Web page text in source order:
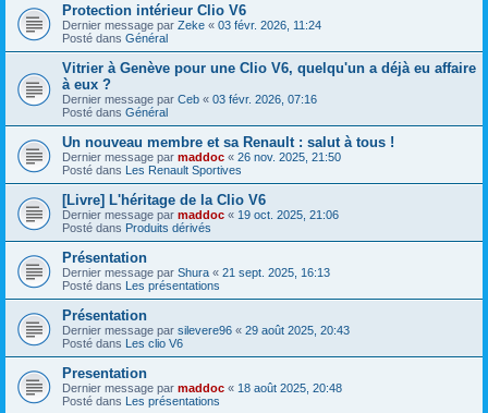
Protection intérieur Clio V6
Dernier message par Zeke « 03 févr. 2026, 11:24
Posté dans Général
Vitrier à Genève pour une Clio V6, quelqu'un a déjà eu affaire
à eux ?
Dernier message par Ceb « 03 févr. 2026, 07:16
Posté dans Général
Un nouveau membre et sa Renault : salut à tous !
Dernier message par maddoc « 26 nov. 2025, 21:50
Posté dans Les Renault Sportives
[Livre] L'héritage de la Clio V6
Dernier message par maddoc « 19 oct. 2025, 21:06
Posté dans Produits dérivés
Présentation
Dernier message par Shura « 21 sept. 2025, 16:13
Posté dans Les présentations
Présentation
Dernier message par silevere96 « 29 août 2025, 20:43
Posté dans Les clio V6
Presentation
Dernier message par maddoc « 18 août 2025, 20:48
Posté dans Les présentations